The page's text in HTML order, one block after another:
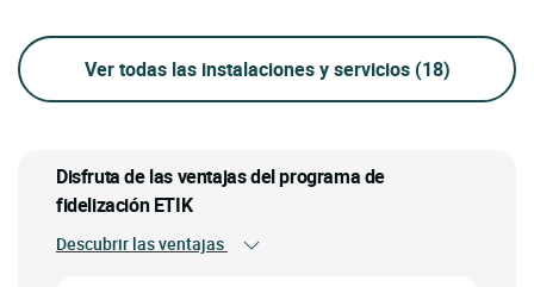
Ver todas las instalaciones y servicios (18)
Disfruta de las ventajas del programa de
fidelización ETIK
Descubrir las ventajas